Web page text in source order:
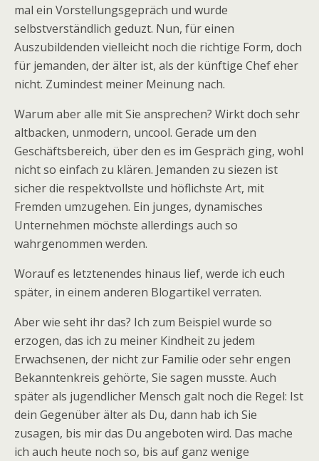
mal ein Vorstellungsgepräch und wurde
selbstverständlich geduzt. Nun, für einen
Auszubildenden vielleicht noch die richtige Form, doch
für jemanden, der älter ist, als der künftige Chef eher
nicht. Zumindest meiner Meinung nach.
Warum aber alle mit Sie ansprechen? Wirkt doch sehr
altbacken, unmodern, uncool. Gerade um den
Geschäftsbereich, über den es im Gespräch ging, wohl
nicht so einfach zu klären. Jemanden zu siezen ist
sicher die respektvollste und höflichste Art, mit
Fremden umzugehen. Ein junges, dynamisches
Unternehmen möchste allerdings auch so
wahrgenommen werden.
Worauf es letztenendes hinaus lief, werde ich euch
später, in einem anderen Blogartikel verraten.
Aber wie seht ihr das? Ich zum Beispiel wurde so
erzogen, das ich zu meiner Kindheit zu jedem
Erwachsenen, der nicht zur Familie oder sehr engen
Bekanntenkreis gehörte, Sie sagen musste. Auch
später als jugendlicher Mensch galt noch die Regel: Ist
dein Gegenüber älter als Du, dann hab ich Sie
zusagen, bis mir das Du angeboten wird. Das mache
ich auch heute noch so, bis auf ganz wenige